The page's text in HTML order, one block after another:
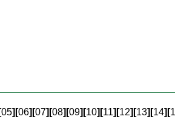
05] [06] [07] [08] [09] [10] [11] [12] [13] [14] [